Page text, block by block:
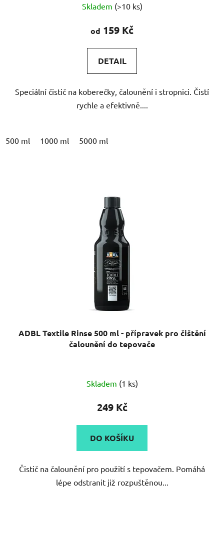
hodnocení
produktu
5,0
z
hvězdiček.
Skladem (>10 ks)
od 159 Kč
DETAIL
Speciální čistič na koberečky, čalounění i stropnici. Čistí
rychle a efektivně....
500 ml 1000 ml 5000 ml
ADBL Textile Rinse 500 ml - přípravek pro čištění
čalounění do tepovače
hodnocení
produktu
5,0
z
hvězdiček.
Skladem (1 ks)
249 Kč
DO KOŠÍKU
Čistič na čalounění pro použití s tepovačem. Pomáhá
lépe odstranit již rozpuštěnou...